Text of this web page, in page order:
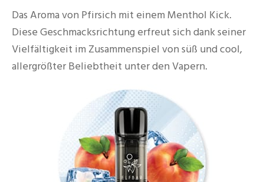
Das Aroma von Pfirsich mit einem Menthol Kick.
Diese Geschmacksrichtung erfreut sich dank seiner
Vielfältigkeit im Zusammenspiel von süß und cool,
allergrößter Beliebtheit unter den Vapern.